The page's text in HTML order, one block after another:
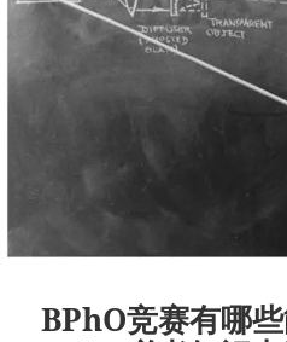
BPhO竞赛有哪